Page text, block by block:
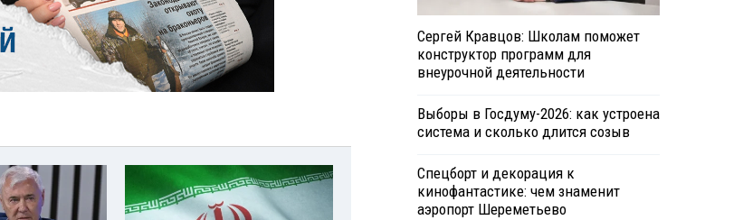
Сергей Кравцов: Школам поможет
конструктор программ для
внеурочной деятельности
Выборы в Госдуму-2026: как устроена
система и сколько длится созыв
Спецборт и декорация к
кинофантастике: чем знаменит
аэропорт Шереметьево